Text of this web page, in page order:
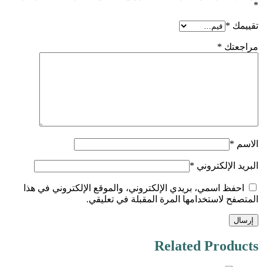
*
تقييمك *
مراجعتك *
الاسم *
البريد الإلكتروني *
احفظ اسمي، بريدي الإلكتروني، والموقع الإلكتروني في هذا
المتصفح لاستخدامها المرة المقبلة في تعليقي.
Related Products